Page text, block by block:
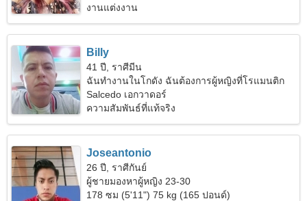
งานแต่งงาน
Billy
41 ปี, ราศีมีน
ฉันทำงานในโกดัง ฉันต้องการผู้หญิงที่โรแมนติก
Salcedo เอกวาดอร์
ความสัมพันธ์ที่แท้จริง
Joseantonio
26 ปี, ราศีกันย์
ผู้ชายมองหาผู้หญิง 23-30
178 ซม (5'11") 75 kg (165 ปอนด์)